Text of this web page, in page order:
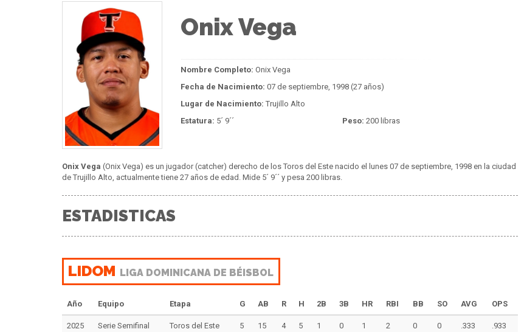
Onix Vega
Nombre Completo: Onix Vega
Fecha de Nacimiento: 07 de septiembre, 1998 (27 años)
Lugar de Nacimiento: Trujillo Alto
Estatura: 5´ 9´´ Peso: 200 libras
Onix Vega (Onix Vega) es un jugador (catcher) derecho de los Toros del Este nacido el lunes 07 de septiembre, 1998 en la ciudad
de Trujillo Alto, actualmente tiene 27 años de edad. Mide 5´ 9´´ y pesa 200 libras.
ESTADISTICAS
LIDOM LIGA DOMINICANA DE BÉISBOL
Año Equipo Etapa G AB R H 2B 3B HR RBI BB SO AVG OPS
2025 Serie Semifinal Toros del Este 5 15 4 5 1 0 1 2 0 0 .333 .933